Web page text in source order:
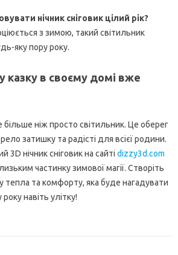
нічник сніговик цілий рік?
з зимою, такий світильник
яку пору року.
казку в своєму домі вже
ніж просто світильник. Це оберег
затишку та радісті для всієї родини.
3D нічник сніговик на сайті dizzy3d.com
частинку зимової магії. Створіть
та комфорту, яка буде нагадувати
навіть улітку!